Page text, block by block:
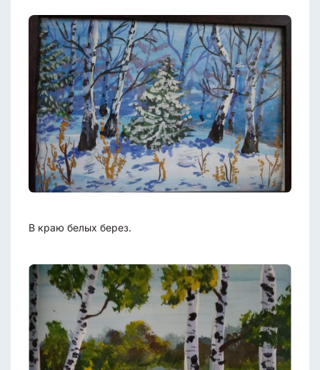
В краю белых берез.